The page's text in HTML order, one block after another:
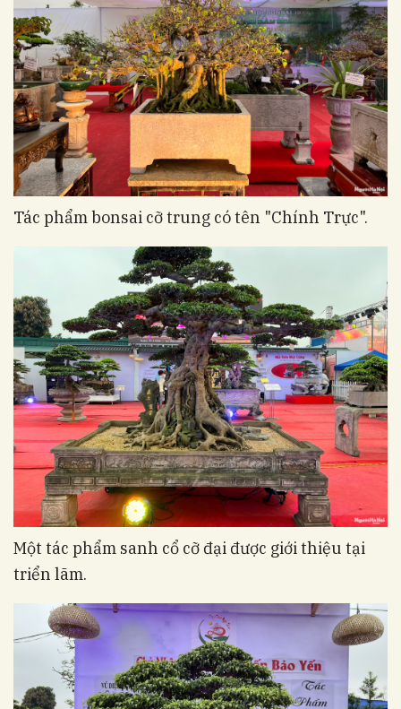
Tác phẩm bonsai cỡ trung có tên "Chính Trực".
Một tác phẩm sanh cổ cỡ đại được giới thiệu tại
triển lãm.